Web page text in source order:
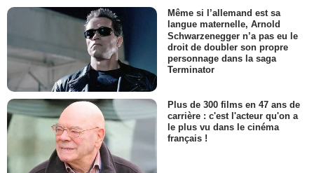
Même si l’allemand est sa
langue maternelle, Arnold
Schwarzenegger n’a pas eu le
droit de doubler son propre
personnage dans la saga
Terminator
Plus de 300 films en 47 ans de
carrière : c'est l'acteur qu'on a
le plus vu dans le cinéma
français !